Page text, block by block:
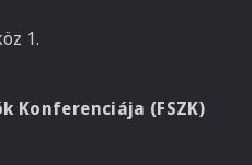
1.
Konferenciája (FSZK)